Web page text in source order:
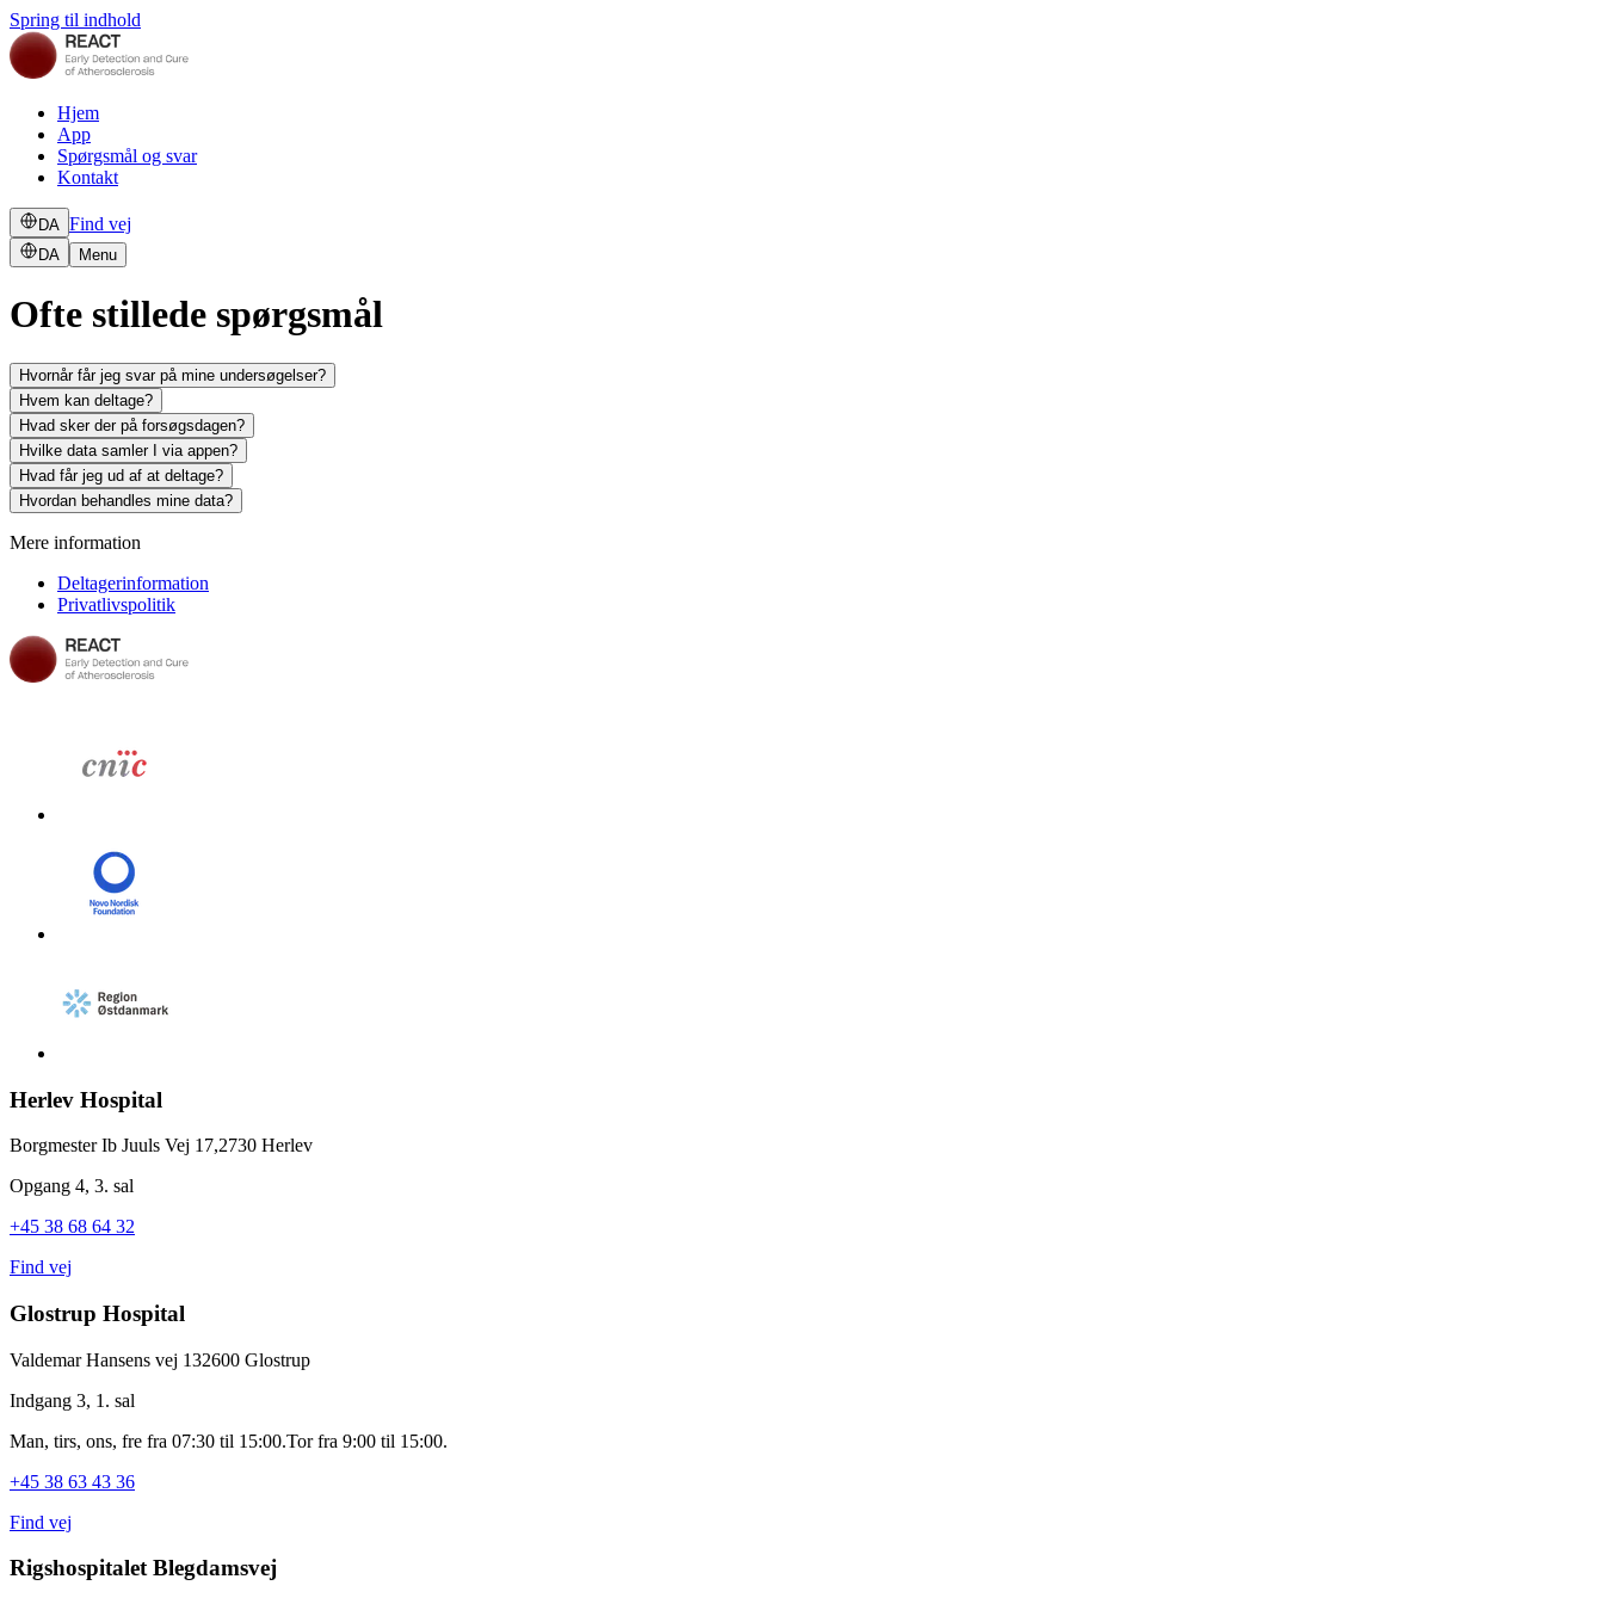
Spring til indhold
Hjem
App
Spørgsmål og svar
Kontakt
DA Find vej
DA Menu
Ofte stillede spørgsmål
Hvornår får jeg svar på mine undersøgelser?
Hvem kan deltage?
Hvad sker der på forsøgsdagen?
Hvilke data samler I via appen?
Hvad får jeg ud af at deltage?
Hvordan behandles mine data?
Mere information
Deltagerinformation
Privatlivspolitik
Herlev Hospital
Borgmester Ib Juuls Vej 17,2730 Herlev
Opgang 4, 3. sal
+45 38 68 64 32
Find vej
Glostrup Hospital
Valdemar Hansens vej 132600 Glostrup
Indgang 3, 1. sal
Man, tirs, ons, fre fra 07:30 til 15:00.Tor fra 9:00 til 15:00.
+45 38 63 43 36
Find vej
Rigshospitalet Blegdamsvej